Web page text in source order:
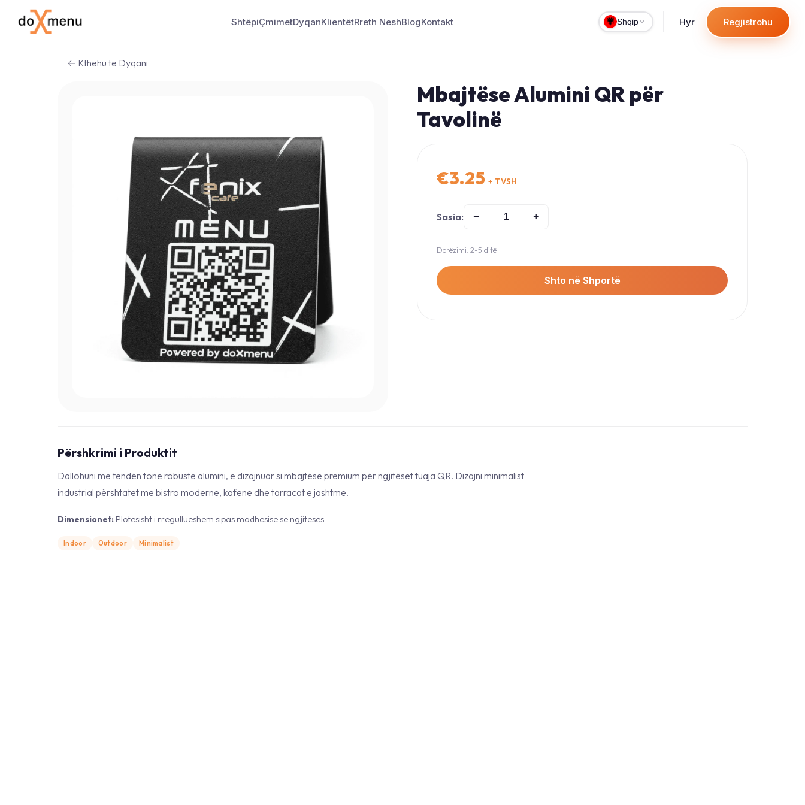
ShtëpiÇmimetDyqanKlientëtRreth NeshBlogKontakt Shqip Hyr Regjistrohu
← Kthehu te Dyqani
Mbajtëse Alumini QR për
Tavolinë
€3.25 + TVSH
Sasia: − +
Dorëzimi: 2-5 ditë
Shto në Shportë
Përshkrimi i Produktit
Dallohuni me tendën tonë robuste alumini, e dizajnuar si mbajtëse premium për ngjitëset tuaja QR. Dizajni minimalist
industrial përshtatet me bistro moderne, kafene dhe tarracat e jashtme.
Dimensionet: Plotësisht i rregullueshëm sipas madhësisë së ngjitëses
Indoor Outdoor Minimalist